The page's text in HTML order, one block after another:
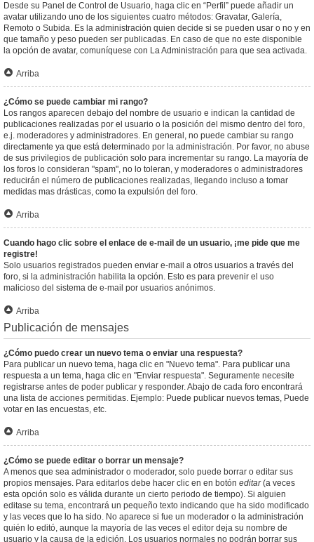
Desde su Panel de Control de Usuario, haga clic en “Perfil” puede añadir un
avatar utilizando uno de los siguientes cuatro métodos: Gravatar, Galería,
Remoto o Subida. Es la administración quien decide si se pueden usar o no y en
que tamaño y peso pueden ser publicadas. En caso de que no este disponible
la opción de avatar, comuníquese con La Administración para que sea activada.
Arriba
¿Cómo se puede cambiar mi rango?
Los rangos aparecen debajo del nombre de usuario e indican la cantidad de
publicaciones realizadas por el usuario o la posición del mismo dentro del foro,
e.j. moderadores y administradores. En general, no puede cambiar su rango
directamente ya que está determinado por la administración. Por favor, no abuse
de sus privilegios de publicación solo para incrementar su rango. La mayoría de
los foros lo consideran "spam", no lo toleran, y moderadores o administradores
reducirán el número de publicaciones realizadas, llegando incluso a tomar
medidas mas drásticas, como la expulsión del foro.
Arriba
Cuando hago clic sobre el enlace de e-mail de un usuario, ¡me pide que me
registre!
Solo usuarios registrados pueden enviar e-mail a otros usuarios a través del
foro, si la administración habilita la opción. Esto es para prevenir el uso
malicioso del sistema de e-mail por usuarios anónimos.
Arriba
Publicación de mensajes
¿Cómo puedo crear un nuevo tema o enviar una respuesta?
Para publicar un nuevo tema, haga clic en "Nuevo tema". Para publicar una
respuesta a un tema, haga clic en "Enviar respuesta". Seguramente necesite
registrarse antes de poder publicar y responder. Abajo de cada foro encontrará
una lista de acciones permitidas. Ejemplo: Puede publicar nuevos temas, Puede
votar en las encuestas, etc.
Arriba
¿Cómo se puede editar o borrar un mensaje?
A menos que sea administrador o moderador, solo puede borrar o editar sus
propios mensajes. Para editarlos debe hacer clic en en botón editar(a veces
esta opción solo es válida durante un cierto periodo de tiempo). Si alguien
editase su tema, encontrará un pequeño texto indicando que ha sido modificado
y las veces que lo ha sido. No aparece si fue un moderador o la administración
quién lo editó, aunque la mayoría de las veces el editor deja su nombre de
usuario y la causa de la edición. Los usuarios normales no podrán borrar sus